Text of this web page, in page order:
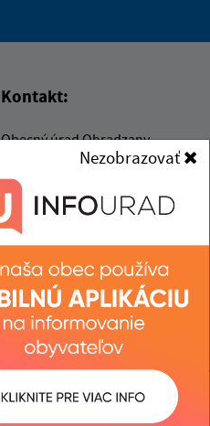
Nezobrazovať
Kontakt:
Obecný úrad Ohradzany
Ohradzany 164
067 22 Ohradzany
ohradzany@gmail.com
+421 57 788 02 39
IČO: 00323322